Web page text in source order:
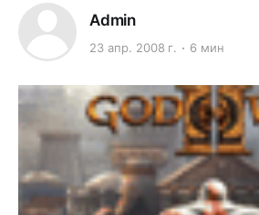
Admin
23 апр. 2008 г. 6 мин